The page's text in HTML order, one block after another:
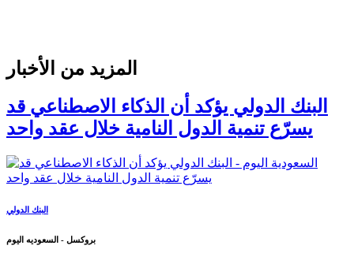
المزيد من الأخبار
البنك الدولي يؤكد أن الذكاء الاصطناعي قد
يسرّع تنمية الدول النامية خلال عقد واحد
البنك الدولي
بروكسل - السعوديه اليوم